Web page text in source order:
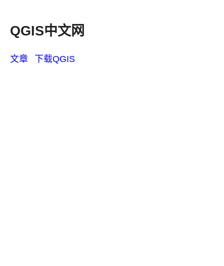
QGIS中文网
文章 下载QGIS